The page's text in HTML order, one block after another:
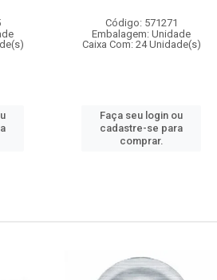
Código: 571271
Embalagem: Unidade
Caixa Com: 24 Unidade(s)
Faça seu login ou
cadastre-se para
comprar.